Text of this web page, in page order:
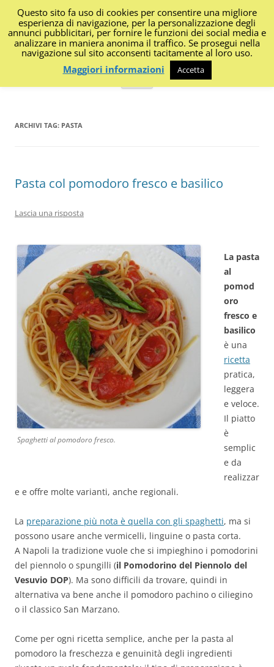
I Diari di Portanapoli
Impressioni, sapori, colori dalla regione
Vai
ARCHIVI TAG: PASTA
Pasta col pomodoro fresco e basilico
Lascia una risposta
Spaghetti al pomodoro fresco.
La pasta
al
pomod
oro
fresco e
basilico
è una
ricetta
pratica,
leggera
e veloce.
Il piatto
è
semplic
e da
realizzar
e e offre molte varianti, anche regionali.
La preparazione più nota è quella con gli spaghetti, ma si
possono usare anche vermicelli, linguine o pasta corta.
A Napoli la tradizione vuole che si impieghino i pomodorini
del piennolo o spungilli (il Pomodorino del Piennolo del
Vesuvio DOP). Ma sono difficili da trovare, quindi in
alternativa va bene anche il pomodoro pachino o ciliegino
o il classico San Marzano.
Come per ogni ricetta semplice, anche per la pasta al
pomodoro la freschezza e genuinità degli ingredienti
Questo sito fa uso di cookies per consentire una migliore
esperienza di navigazione, per la personalizzazione degli
annunci pubblicitari, per fornire le funzioni dei social media e
analizzare in maniera anonima il traffico. Se prosegui nella
navigazione sul sito acconsenti tacitamente al loro uso.
Maggiori informazioni
Accetta